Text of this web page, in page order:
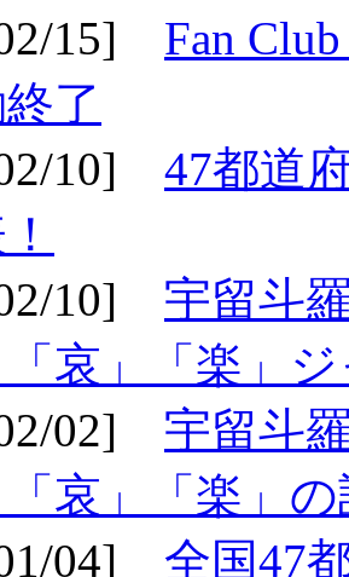
15] Fan
了
10] 47都道
10] 宇留斗
「哀」「楽」
02] 宇留斗
「哀」「楽」
04] 全国47